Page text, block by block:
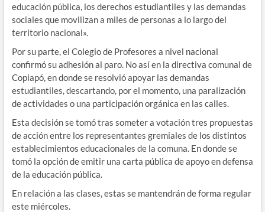
educación pública, los derechos estudiantiles y las demandas
sociales que movilizan a miles de personas a lo largo del
territorio nacional».
Por su parte, el Colegio de Profesores a nivel nacional
confirmó su adhesión al paro. No así en la directiva comunal de
Copiapó, en donde se resolvió apoyar las demandas
estudiantiles, descartando, por el momento, una paralización
de actividades o una participación orgánica en las calles.
Esta decisión se tomó tras someter a votación tres propuestas
de acción entre los representantes gremiales de los distintos
establecimientos educacionales de la comuna. En donde se
tomó la opción de emitir una carta pública de apoyo en defensa
de la educación pública.
En relación a las clases, estas se mantendrán de forma regular
este miércoles.